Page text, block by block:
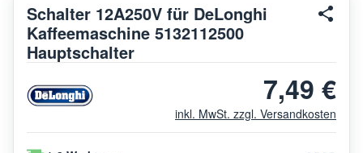
Schalter 12A250V für DeLonghi
Kaffeemaschine 5132112500
Hauptschalter
7,49 €
inkl. MwSt. zzgl. Versandkosten